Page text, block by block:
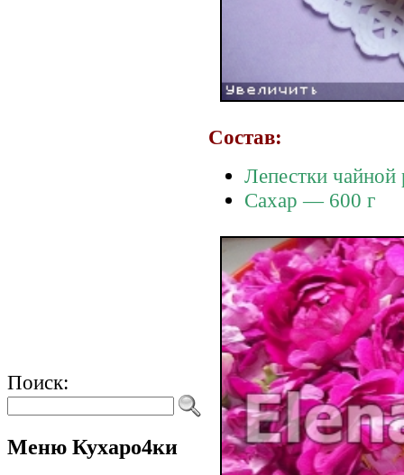
Поиск:
Меню Кухаро4ки
Состав:
Лепестки
Сахар — 600 г